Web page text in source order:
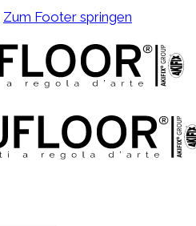
Zum Footer springen